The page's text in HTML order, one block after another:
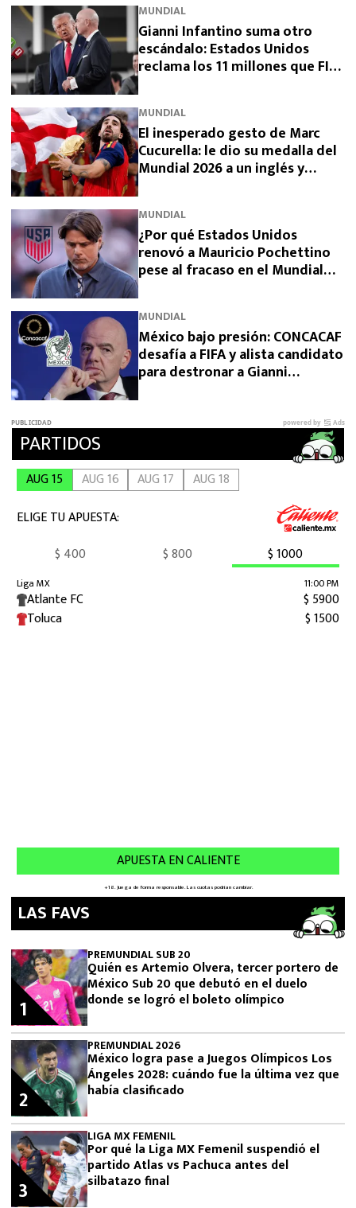
MUNDIAL
Gianni Infantino suma otro
escándalo: Estados Unidos
reclama los 11 millones que FIFA
MUNDIAL
El inesperado gesto de Marc
Cucurella: le dio su medalla del
Mundial 2026 a un inglés y
MUNDIAL
¿Por qué Estados Unidos
renovó a Mauricio Pochettino
pese al fracaso en el Mundial
MUNDIAL
México bajo presión: CONCACAF
desafía a FIFA y alista candidato
para destronar a Gianni
LAS FAVS
PREMUNDIAL SUB 20
Quién es Artemio Olvera, tercer portero de
México Sub 20 que debutó en el duelo
donde se logró el boleto olímpico
1
PREMUNDIAL 2026
México logra pase a Juegos Olímpicos Los
Ángeles 2028: cuándo fue la última vez que
había clasificado
2
LIGA MX FEMENIL
Por qué la Liga MX Femenil suspendió el
partido Atlas vs Pachuca antes del
silbatazo final
3